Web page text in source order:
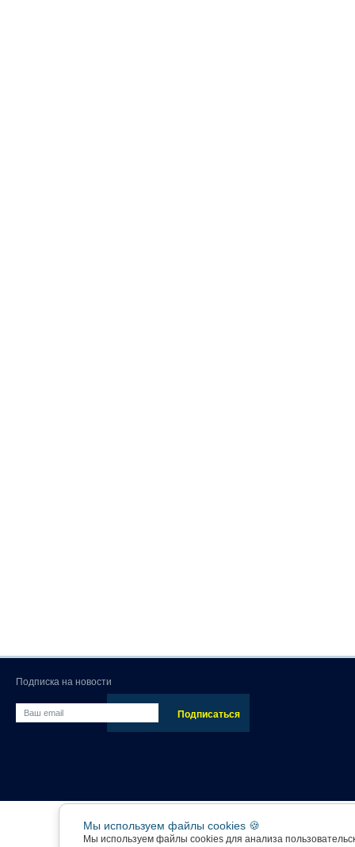
Подписка на новости
Мы используем файлы cookies 🍪
Мы используем файлы cookies для анализа